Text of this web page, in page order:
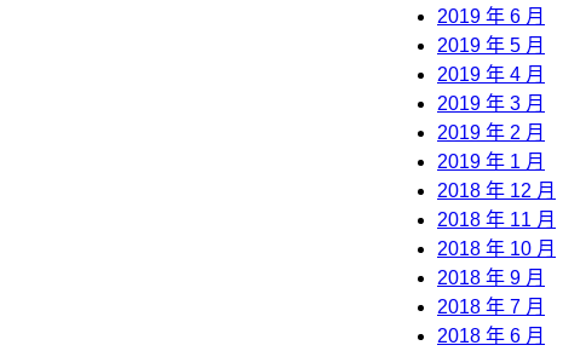
2019 年 6 月
2019 年 5 月
2019 年 4 月
2019 年 3 月
2019 年 2 月
2019 年 1 月
2018 年 12 月
2018 年 11 月
2018 年 10 月
2018 年 9 月
2018 年 7 月
2018 年 6 月